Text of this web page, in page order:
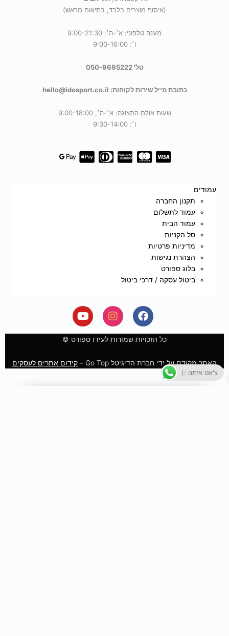
(איסוף מוצרים בלבד, בתיאום מראש)
מענה טלפוני: א׳-ה׳: 9:00-21:30
ו׳: 9:00-16:00
טל' 050-9695222
כתובת מייל שירות לקוחות: hello@idosport.co.il
שעות אולם התצוגה: א׳-ה׳, 9:00-18:00
ו׳: 9:30-14:00
עמודים
תקנון החברה
עמוד לתשלום
עמוד הבית
סל הקניות
מדיניות פרטיות
הצהרת נגישות
בלוג ספורט
ביטול עסקה / דרכי ביטול
F
a
c
e
o
o
I
n
s
t
g
r
Y
o
u
t
b
e
כל הזכויות שמורות לעידו ספורט ©
האתר מקודם על ידי חברת הדיגיטל Go Top –
קידום אתרים לעסקים
צ'אט איתנו :)
(לא כולל נפחים ומשקלים חריגים)
כדי לתת לך חוויית קנייה מתוקה וזורמת, אנחנו משתמשים
גלישה = הסכמה טעימה במיוחד.
מאשר/ת